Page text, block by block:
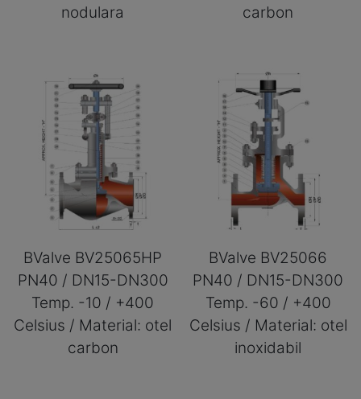
nodulara
carbon
BValve BV25065HP
PN40 / DN15-DN300
Temp. -10 / +400
Celsius / Material: otel
carbon
BValve BV25066
PN40 / DN15-DN300
Temp. -60 / +400
Celsius / Material: otel
inoxidabil